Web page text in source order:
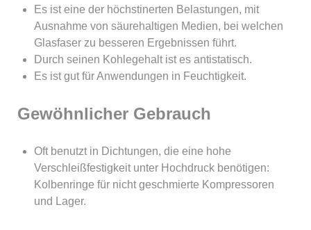
Es ist eine der höchstinerten Belastungen, mit
Ausnahme von säurehaltigen Medien, bei welchen
Glasfaser zu besseren Ergebnissen führt.
Durch seinen Kohlegehalt ist es antistatisch.
Es ist gut für Anwendungen in Feuchtigkeit.
Gewöhnlicher Gebrauch
Oft benutzt in Dichtungen, die eine hohe
Verschleißfestigkeit unter Hochdruck benötigen:
Kolbenringe für nicht geschmierte Kompressoren
und Lager.